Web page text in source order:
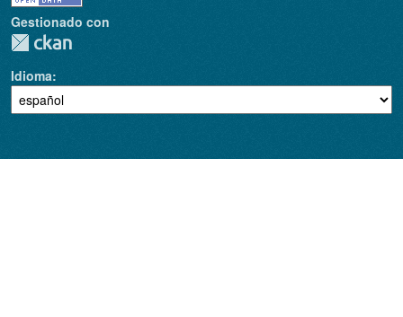
Gestionado con
Idioma